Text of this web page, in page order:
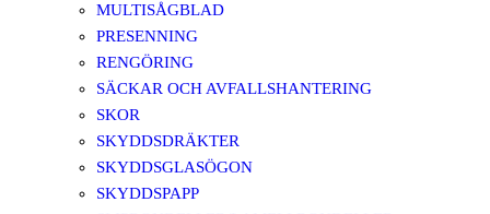
MULTISÅGBLAD
PRESENNING
RENGÖRING
SÄCKAR OCH AVFALLSHANTERING
SKOR
SKYDDSDRÄKTER
SKYDDSGLASÖGON
SKYDDSPAPP